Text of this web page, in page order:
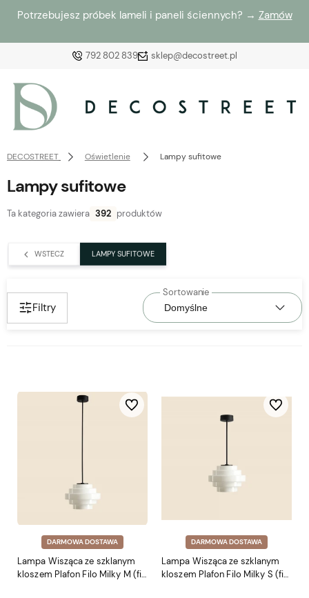
Potrzebujesz próbek lameli i paneli ściennych? → Zamów
792 802 839 sklep@decostreet.pl
Załóż konto
zaloguj się, aby przywrócić dodane produkty do listy
z poprzedniej sesji.
DECOSTREET Oświetlenie Lampy sufitowe
Lampy sufitowe
Ta kategoria zawiera 392 produktów
WSTECZ LAMPY SUFITOWE
Filtry
DARMOWA DOSTAWA
Lampa Wisząca ze szklanym
kloszem Plafon Filo Milky M (fi
Do ulubionych
DARMOWA DOSTAWA
Lampa Wisząca ze szklanym
kloszem Plafon Filo Milky S (fi
Do